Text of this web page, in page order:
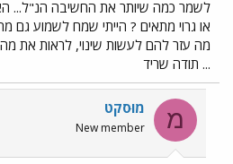
לשמר כמה שיותר את החשיבה הנ"ל...
או גרוי מתאים ? הייתי שמח לשמוע גם
מה עזר להם לעשות שינוי, לראות את
... תודה שריד
מ מוּסקט
New member